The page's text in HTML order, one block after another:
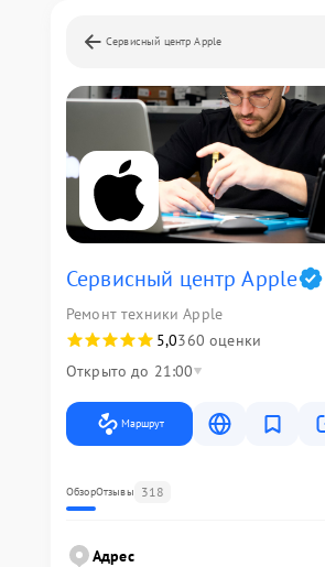
Сервисный центр Apple
Сервисный центр Apple
Ремонт техники Apple
5,0360 оценки
Открыто до 21:00
Маршрут
ОбзорОтзывы 318
Адрес